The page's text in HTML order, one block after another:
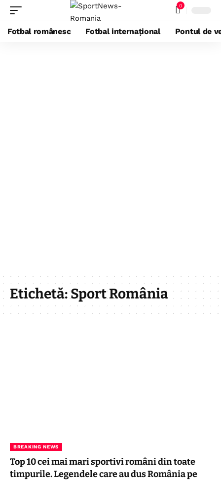
0
Fotbal românesc Fotbal internațional Pontul de
Etichetă:Sport România
BREAKING NEWS
Top 10 cei mai mari sportivi români din toate
timpurile. Legendele care au dus România pe